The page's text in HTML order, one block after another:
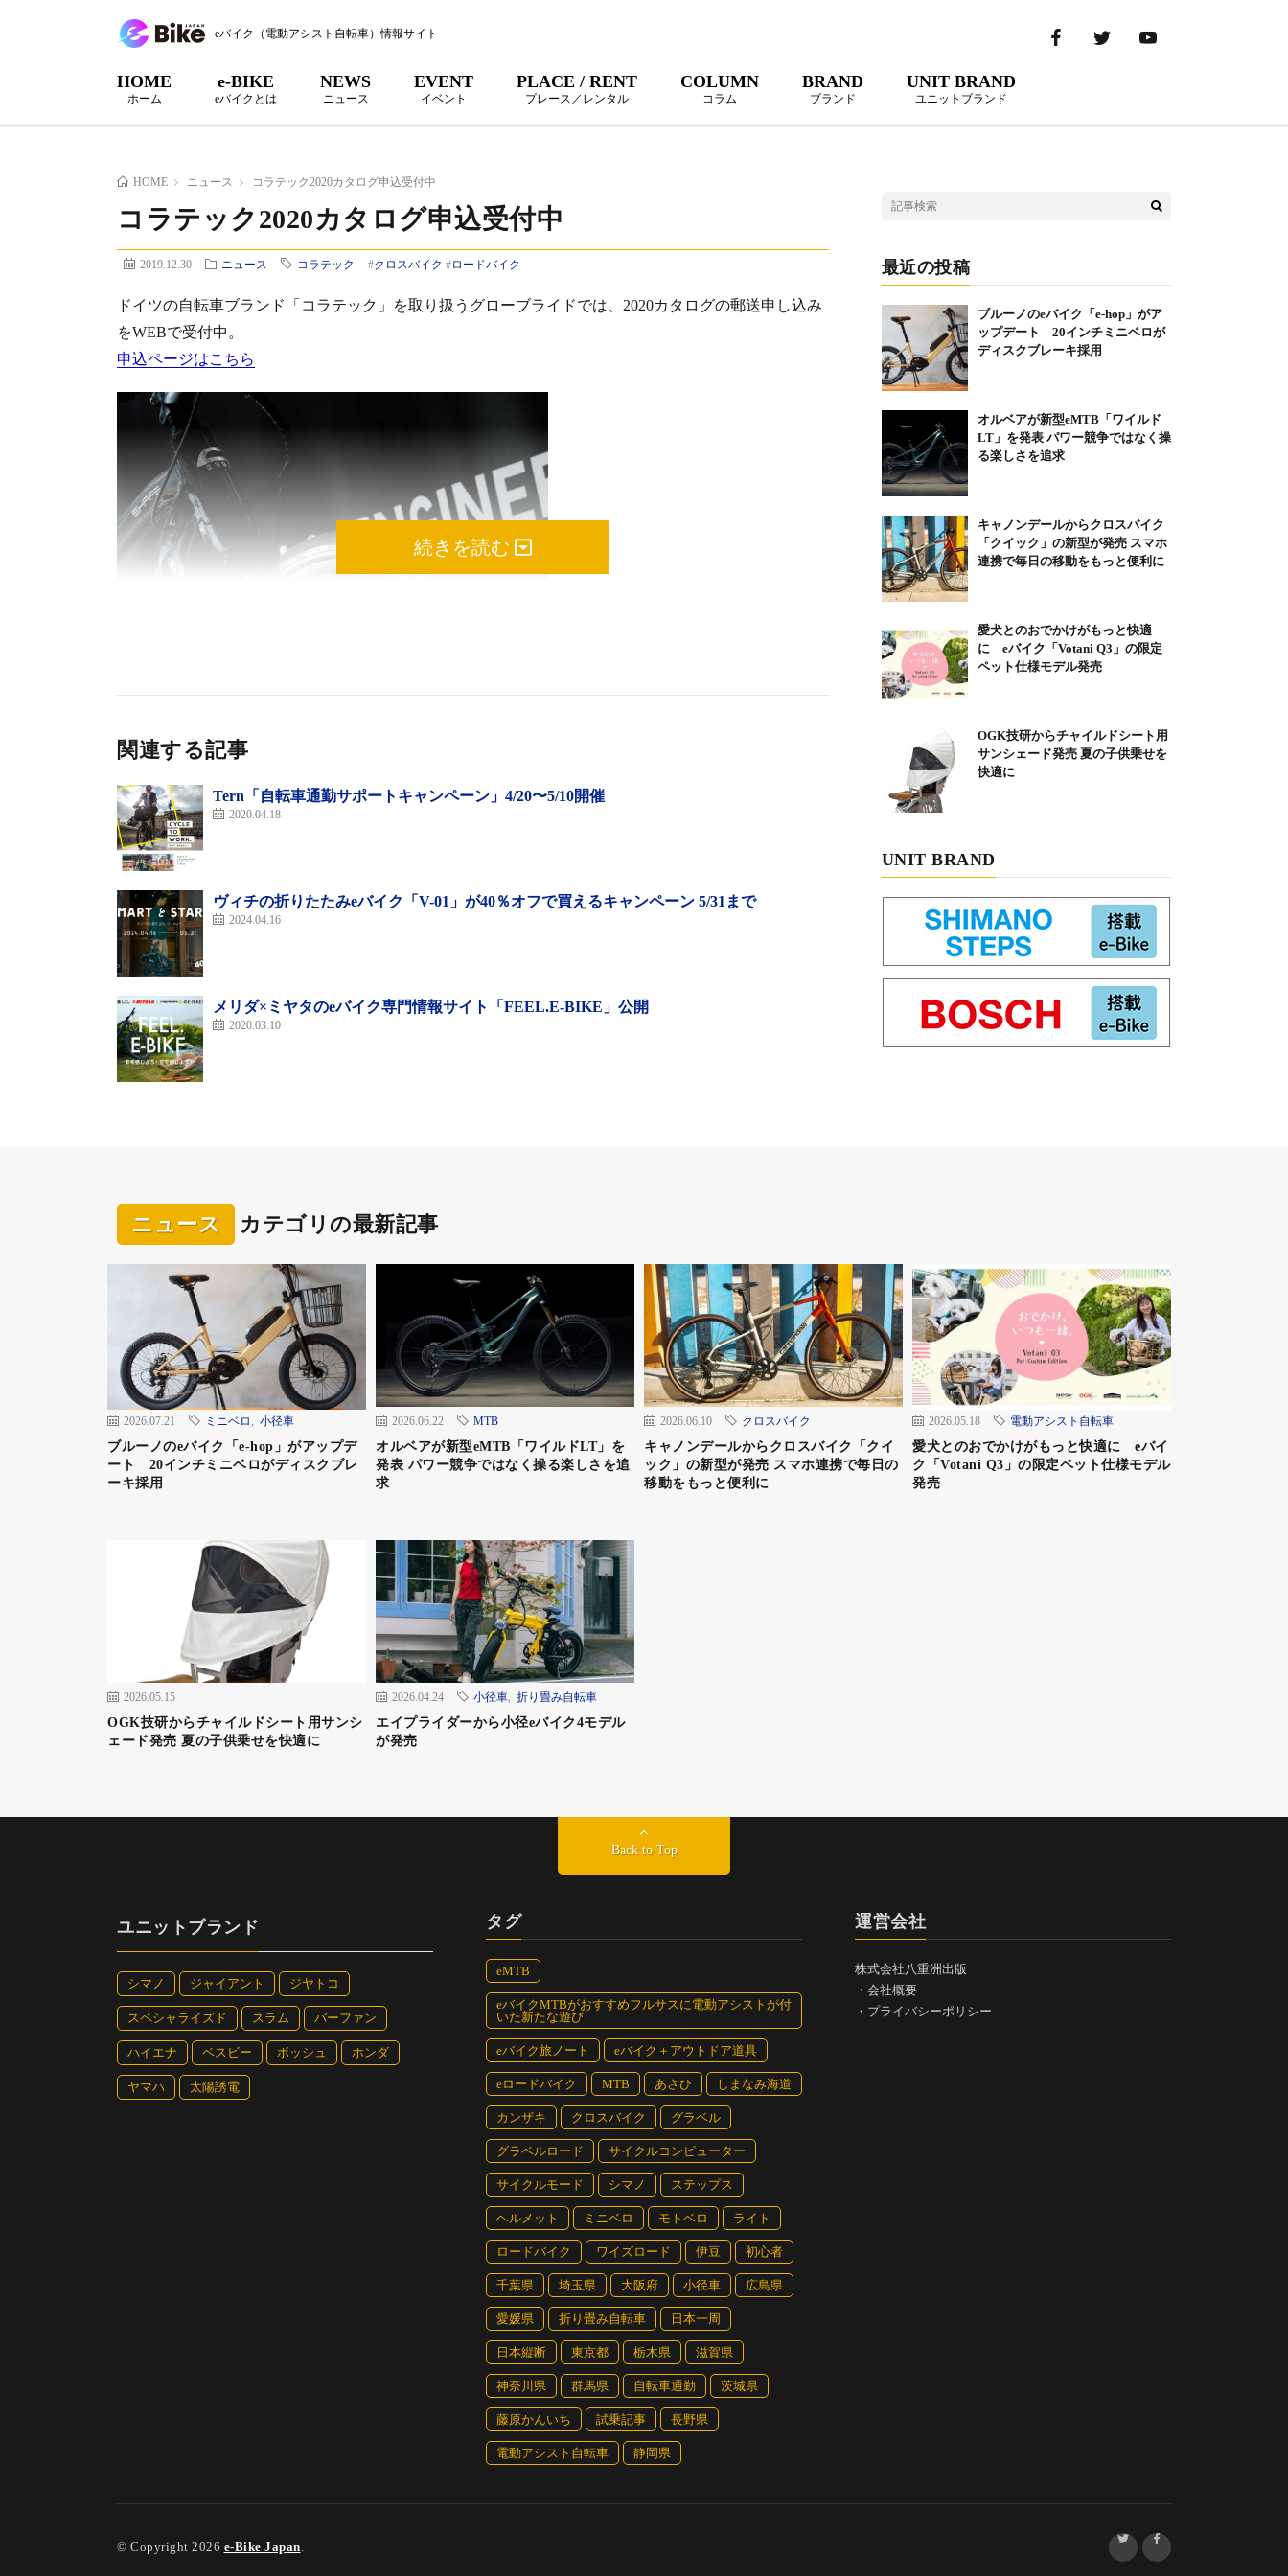
eバイク（電動アシスト自転車）情報サイト
HOME
ホーム
e-BIKE
eバイクとは
NEWS
ニュース
EVENT
イベント
PLACE / RENT
プレース／レンタル
COLUMN
コラム
BRAND
ブランド
UNIT BRAND
ユニットブランド
HOME ニュース コラテック2020カタログ申込受付中
コラテック2020カタログ申込受付中
2019.12.30 ニュース コラテック #クロスバイク #ロードバイク
ドイツの自転車ブランド「コラテック」を取り扱うグローブライドでは、2020カタログの郵送申し込み
をWEBで受付中。
申込ページはこちら
続きを読む
関連する記事
Tern「自転車通勤サポートキャンペーン」4/20〜5/10開催
2020.04.18
ヴィチの折りたたみeバイク「V-01」が40％オフで買えるキャンペーン 5/31まで
2024.04.16
メリダ×ミヤタのeバイク専門情報サイト「FEEL.E-BIKE」公開
2020.03.10
最近の投稿
ブルーノのeバイク「e-hop」がア
ップデート 20インチミニベロが
ディスクブレーキ採用
オルベアが新型eMTB「ワイルド
LT」を発表 パワー競争ではなく操
る楽しさを追求
キャノンデールからクロスバイク
「クイック」の新型が発売 スマホ
連携で毎日の移動をもっと便利に
愛犬とのおでかけがもっと快適
に eバイク「Votani Q3」の限定
ペット仕様モデル発売
OGK技研からチャイルドシート用
サンシェード発売 夏の子供乗せを
快適に
UNIT BRAND
ニュース カテゴリの最新記事
2026.07.21 ミニベロ 小径車
ブルーノのeバイク「e-hop」がアップデ
ート 20インチミニベロがディスクブレ
ーキ採用
2026.06.22 MTB
オルベアが新型eMTB「ワイルドLT」を
発表 パワー競争ではなく操る楽しさを追
求
2026.06.10 クロスバイク
キャノンデールからクロスバイク「クイ
ック」の新型が発売 スマホ連携で毎日の
移動をもっと便利に
2026.05.18 電動アシスト自転車
愛犬とのおでかけがもっと快適に eバイ
ク「Votani Q3」の限定ペット仕様モデル
発売
2026.05.15
OGK技研からチャイルドシート用サンシ
ェード発売 夏の子供乗せを快適に
2026.04.24 小径車 折り畳み自転車
エイプライダーから小径eバイク4モデル
が発売
Back to Top
ユニットブランド
シマノ ジャイアント ジヤトコ
スペシャライズド スラム バーファン
ハイエナ ベスビー ボッシュ ホンダ
ヤマハ 太陽誘電
タグ
eMTB
eバイクMTBがおすすめフルサスに電動アシストが付
いた新たな遊び
eバイク旅ノート eバイク＋アウトドア道具
eロードバイク MTB あさひ しまなみ海道
カンザキ クロスバイク グラベル
グラベルロード サイクルコンピューター
サイクルモード シマノ ステップス
ヘルメット ミニベロ モトベロ ライト
ロードバイク ワイズロード 伊豆 初心者
千葉県 埼玉県 大阪府 小径車 広島県
愛媛県 折り畳み自転車 日本一周
日本縦断 東京都 栃木県 滋賀県
神奈川県 群馬県 自転車通勤 茨城県
藤原かんいち 試乗記事 長野県
電動アシスト自転車 静岡県
運営会社
株式会社八重洲出版
・ 会社概要
・ プライバシーポリシー
© Copyright 2026 e-Bike Japan